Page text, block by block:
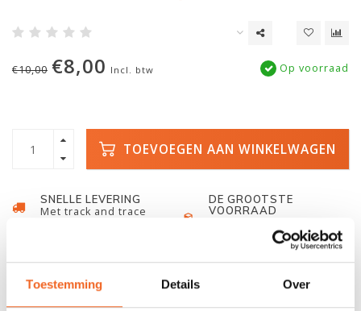
Toestemming Details Over
€10,00 €8,00 Incl. btw Op voorraad
TOEVOEGEN AAN WINKELWAGEN
SNELLE LEVERING
Met track and trace
DE GROOTSTE
VOORRAAD
678 GOOGLE REVIEWS
Beoordeling 4,8/5
sterren
PROEFVAART
MOGELIJKHEID